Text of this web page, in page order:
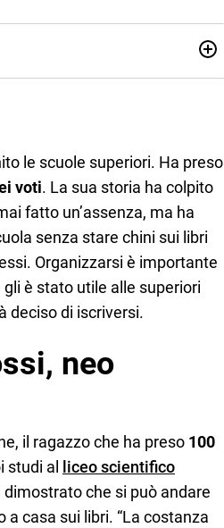
sul mondo scolastico.
le scuole superiori. Ha preso
voti. La sua storia ha colpito
fatto un’assenza, ma ha
senza stare chini sui libri
Organizzarsi è importante
è stato utile alle superiori
deciso di iscriversi.
neo
il ragazzo che ha preso 100
studi al
liceo scientifico
che si può andare
casa sui libri. “La costanza